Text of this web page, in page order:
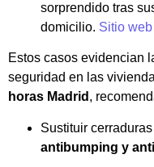
sorprendido tras
domicilio. Sitio
Estos casos evidencian
seguridad en las
horas Madrid ,
Sustituir
antibumping y